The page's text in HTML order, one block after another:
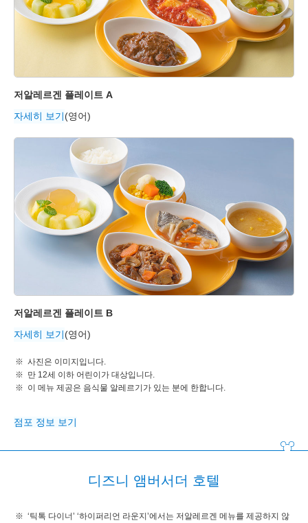
저알레르겐 플레이트 A
자세히 보기(영어)
저알레르겐 플레이트 B
자세히 보기(영어)
사진은 이미지입니다.
만 12세 이하 어린이가 대상입니다.
이 메뉴 제공은 음식물 알레르기가 있는 분에 한합니다.
점포 정보 보기
디즈니 앰버서더 호텔
‘틱톡 다이너’ ‘하이퍼리언 라운지’에서는 저알레르겐 메뉴를 제공하지 않